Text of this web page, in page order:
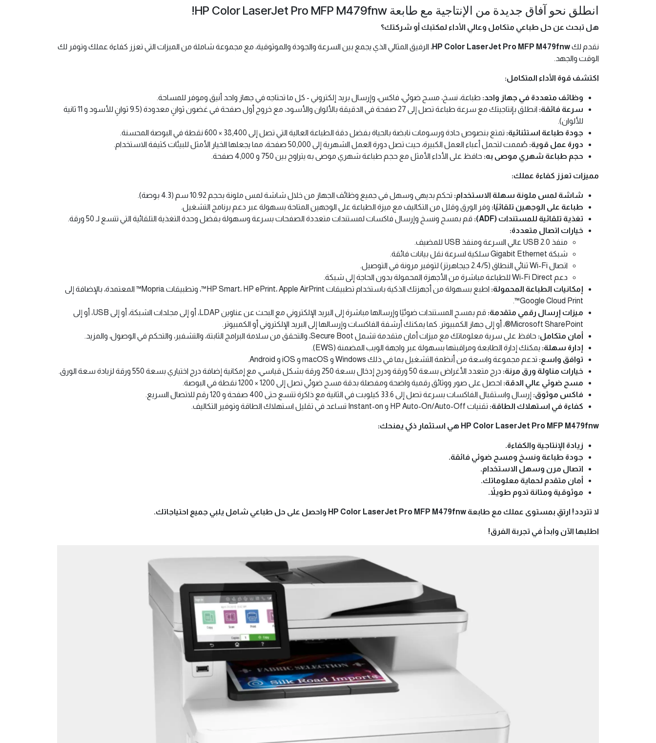
انطلق نحو آفاق جديدة من الإنتاجية مع طابعة HP Color LaserJet Pro MFP M479fnw!
هل تبحث عن حل طباعي متكامل وعالي الأداء لمكتبك أو شركتك؟
نقدم لكHP Color LaserJet Pro MFP M479fnw، الرفيق المثالي الذي يجمع بين السرعة والجودة والموثوقية، مع مجموعة شاملة من الميزات التي تعزز كفاءة عملك وتوفر لك
الوقت والجهد.
اكتشف قوة الأداء المتكامل:
وظائف متعددة في جهاز واحد: طباعة، نسخ، مسح ضوئي، فاكس، وإرسال بريد إلكتروني - كل ما تحتاجه في جهاز واحد أنيق وموفر للمساحة.
سرعة فائقة:
انطلق بإنتاجيتك مع سرعة طباعة تصل إلى 27 صفحة في الدقيقة بالألوان والأسود، مع خروج أول صفحة في غضون ثوانٍ معدودة (9.5 ثوانٍ للأسود و 11 ثانية
للألوان).
جودة طباعة استثنائية: تمتع بنصوص حادة ورسومات نابضة بالحياة بفضل دقة الطباعة العالية التي تصل إلى 38,400 × 600 نقطة في البوصة المحسنة.
دورة عمل قوية: صُممت لتحمل أعباء العمل الكبيرة، حيث تصل دورة العمل الشهرية إلى 50,000 صفحة، مما يجعلها الخيار الأمثل للبيئات كثيفة الاستخدام.
حجم طباعة شهري موصى به: حافظ على الأداء الأمثل مع حجم طباعة شهري موصى به يتراوح بين 750 و 4,000 صفحة.
مميزات تعزز كفاءة عملك:
شاشة لمس ملونة سهلة الاستخدام: تحكم بديهي وسهل في جميع وظائف الجهاز من خلال شاشة لمس ملونة بحجم 10.92 سم (4.3 بوصة).
طباعة على الوجهين تلقائيًا: وفر الورق وقلل من التكاليف مع ميزة الطباعة على الوجهين المتاحة بسهولة عبر دعم برنامج التشغيل.
تغذية تلقائية للمستندات (ADF):
قم بمسح ونسخ وإرسال فاكسات لمستندات متعددة الصفحات بسرعة وسهولة بفضل وحدة التغذية التلقائية التي تتسع لـ 50 ورقة.
خيارات اتصال متعددة:
منفذ USB 2.0 عالي السرعة ومنفذ USB للمضيف.
شبكة Gigabit Ethernet سلكية لسرعة نقل بيانات فائقة.
اتصال Wi-Fi ثنائي النطاق (2.4/5 جيجاهرتز) لتوفير مرونة في التوصيل.
دعم Wi-Fi Direct للطباعة مباشرة من الأجهزة المحمولة بدون الحاجة إلى شبكة.
إمكانيات الطباعة المحمولة:
اطبع بسهولة من أجهزتك الذكية باستخدام تطبيقات HP Smart، HP ePrint، Apple AirPrint™، وتطبيقات Mopria™ المعتمدة، بالإضافة إلى
Google Cloud Print™.
ميزات إرسال رقمي متقدمة:
قم بمسح المستندات ضوئيًا وإرسالها مباشرة إلى البريد الإلكتروني مع البحث عن عناوين LDAP، أو إلى مجلدات الشبكة، أو إلى USB، أو إلى
Microsoft SharePoint®، أو إلى جهاز الكمبيوتر. كما يمكنك أرشفة الفاكسات وإرسالها إلى البريد الإلكتروني أو الكمبيوتر.
أمان متكامل: حافظ على سرية معلوماتك مع ميزات أمان متقدمة تشمل Secure Boot، والتحقق من سلامة البرامج الثابتة، والتشفير، والتحكم في الوصول، والمزيد.
إدارة سهلة: يمكنك إدارة الطابعة ومراقبتها بسهولة عبر واجهة الويب المضمنة (EWS).
توافق واسع: تدعم مجموعة واسعة من أنظمة التشغيل بما في ذلك Windows و macOS و iOS و Android.
خيارات مناولة ورق مرنة: درج متعدد الأغراض بسعة 50 ورقة ودرج إدخال بسعة 250 ورقة بشكل قياسي، مع إمكانية إضافة درج اختياري بسعة 550 ورقة لزيادة سعة الورق.
مسح ضوئي عالي الدقة: احصل على صور ووثائق رقمية واضحة ومفصلة بدقة مسح ضوئي تصل إلى 1200 × 1200 نقطة في البوصة.
فاكس موثوق: إرسال واستقبال الفاكسات بسرعة تصل إلى 33.6 كيلوبت في الثانية مع ذاكرة تتسع حتى 400 صفحة و 120 رقم للاتصال السريع.
كفاءة في استهلاك الطاقة: تقنيات HP Auto-On/Auto-Off و Instant-on تساعد في تقليل استهلاك الطاقة وتوفير التكاليف.
HP Color LaserJet Pro MFP M479fnw هي استثمار ذكي يمنحك:
زيادة الإنتاجية والكفاءة.
جودة طباعة ونسخ ومسح ضوئي فائقة.
اتصال مرن وسهل الاستخدام.
أمان متقدم لحماية معلوماتك.
موثوقية ومتانة تدوم طويلاً.
لا تتردد! ارتقِ بمستوى عملك مع طابعة HP Color LaserJet Pro MFP M479fnw واحصل على حل طباعي شامل يلبي جميع احتياجاتك.
اطلبها الآن وابدأ في تجربة الفرق!